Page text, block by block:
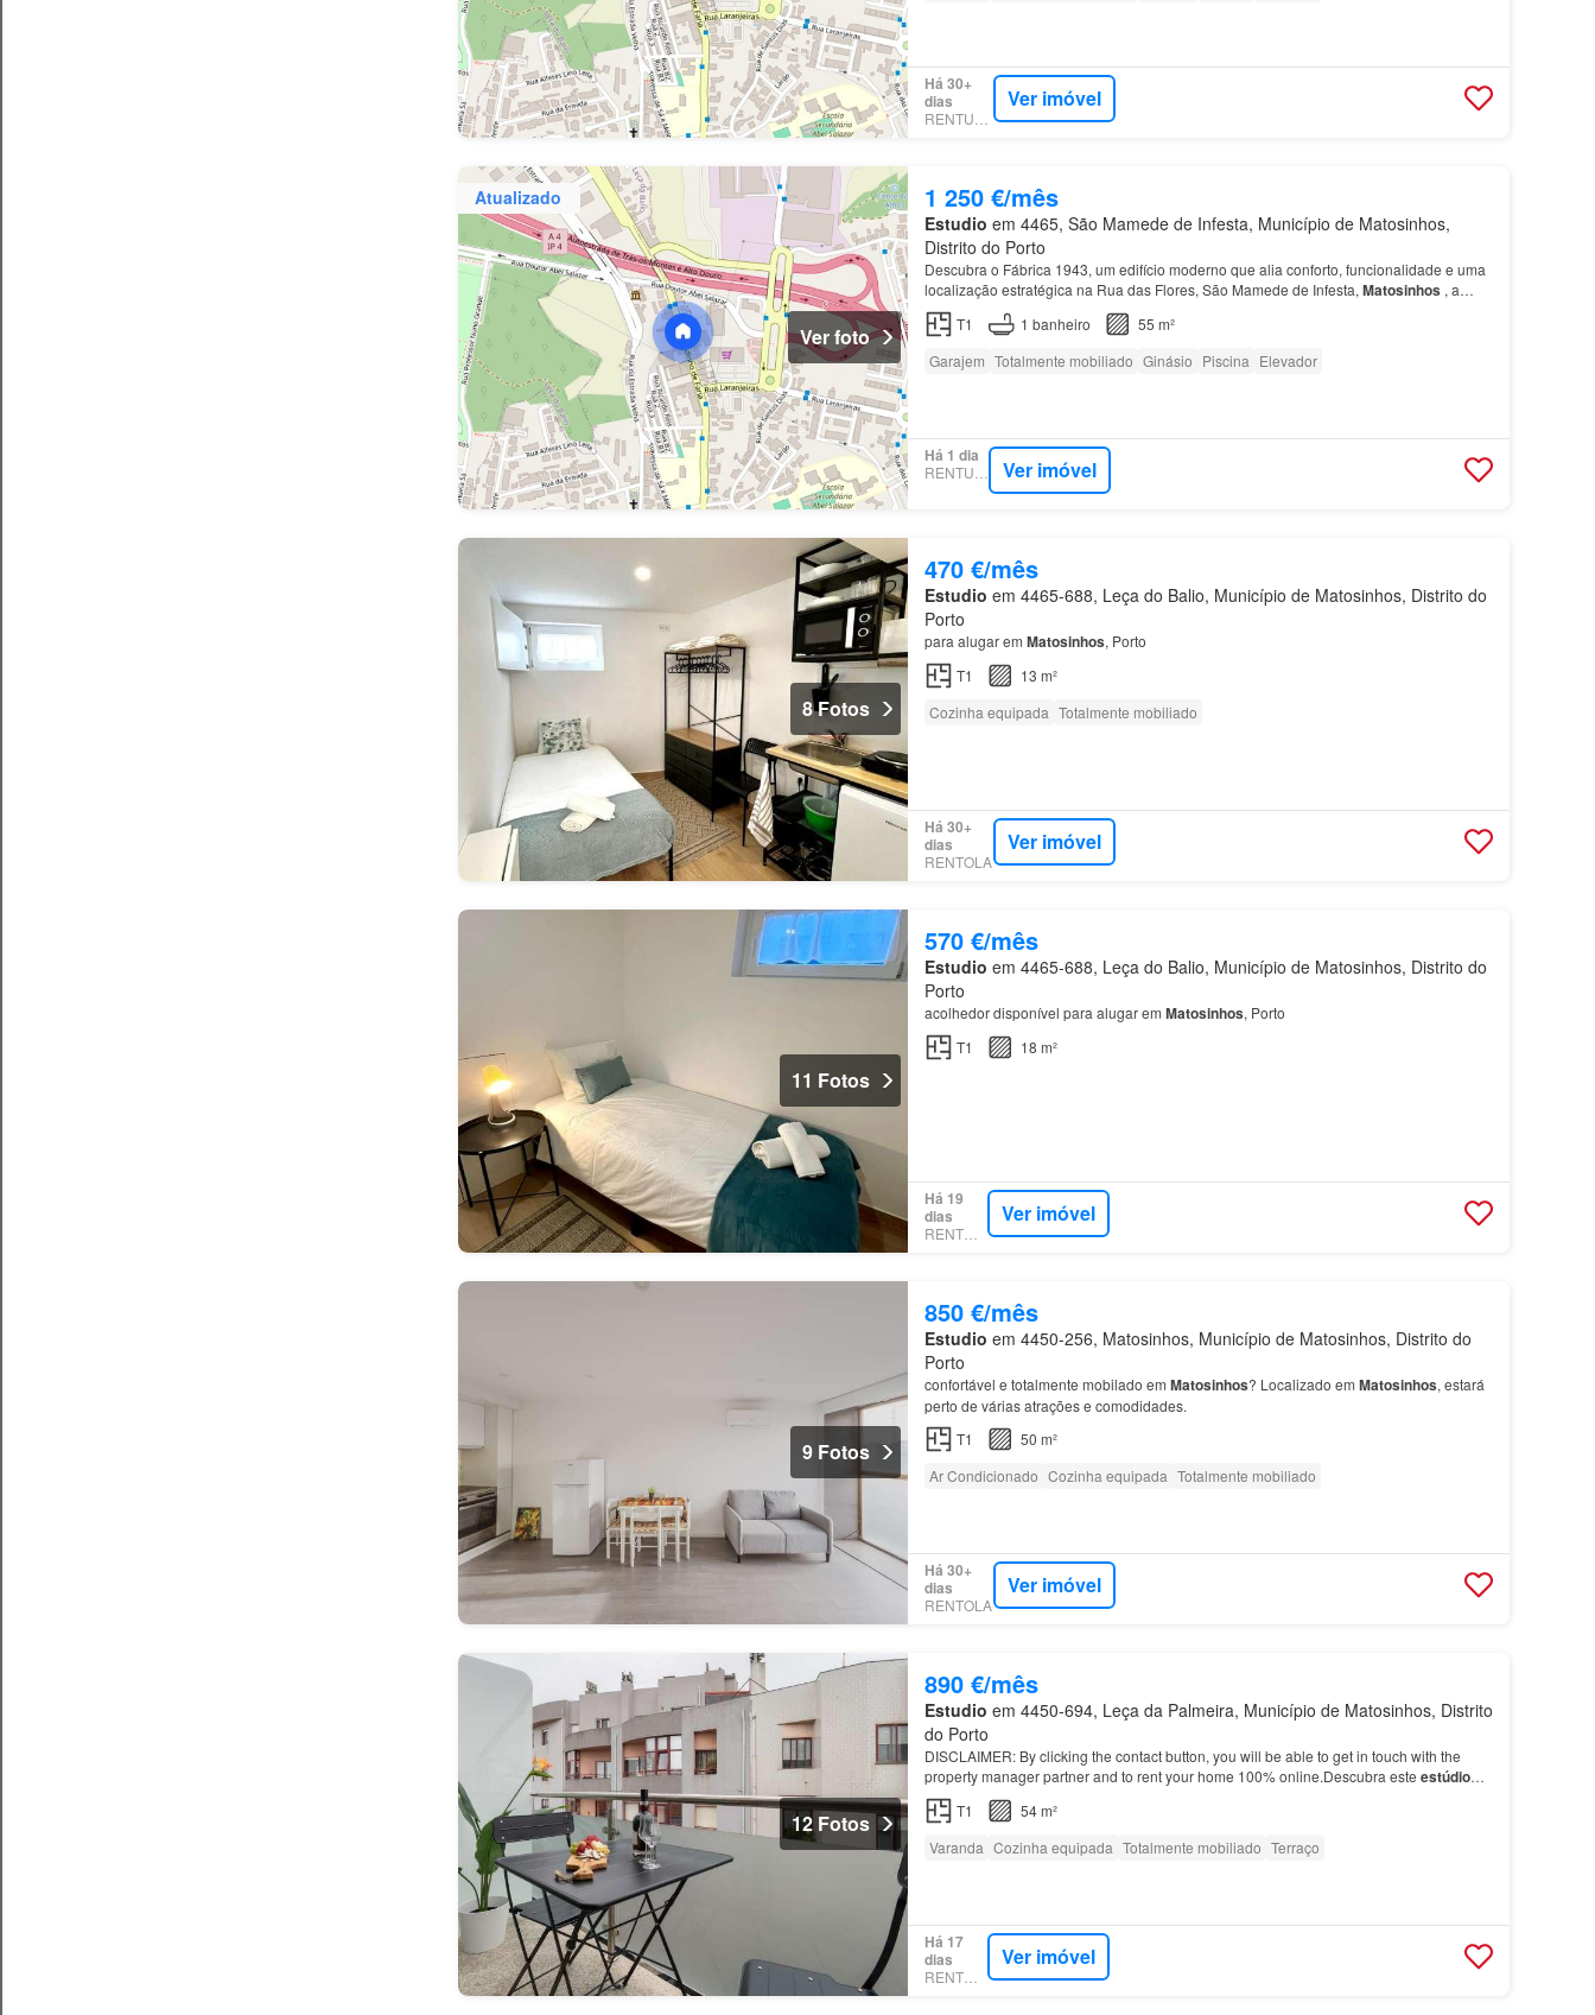
Há 30+
dias
RENTUMO
Ver imóvel
Atualizado
Ver foto
1 250 €/mês
Estudio em 4465, São Mamede de Infesta, Município de Matosinhos,
Distrito do Porto
Descubra o Fábrica 1943, um edifício moderno que alia conforto, funcionalidade e uma
localização estratégica na Rua das Flores, São Mamede de Infesta, Matosinhos , a
apenas 1,7 a 2 km do Hospital de São João, com excelentes a…
T1 1 banheiro
55 m²
Garajem Totalmente mobiliado Ginásio Piscina Elevador
Há 1 dia
Ver imóvel
8 Fotos
470 €/mês
Estudio em 4465-688, Leça do Balio, Município de Matosinhos, Distrito do
Porto
para alugar em Matosinhos, Porto
T1
13 m²
Cozinha equipada Totalmente mobiliado
Há 30+
dias
RENTOLA
Ver imóvel
11 Fotos
570 €/mês
Estudio em 4465-688, Leça do Balio, Município de Matosinhos, Distrito do
Porto
acolhedor disponível para alugar em Matosinhos, Porto
T1
18 m²
Há 19
dias
RENTOLA
Ver imóvel
9 Fotos
850 €/mês
Estudio em 4450-256, Matosinhos, Município de Matosinhos, Distrito do
Porto
confortável e totalmente mobilado em Matosinhos? Localizado em Matosinhos, estará
perto de várias atrações e comodidades.
T1
50 m²
Ar Condicionado Cozinha equipada Totalmente mobiliado
Há 30+
dias
RENTOLA
Ver imóvel
12 Fotos
890 €/mês
Estudio em 4450-694, Leça da Palmeira, Município de Matosinhos, Distrito
do Porto
DISCLAIMER: By clicking the contact button, you will be able to get in touch with the
property manager partner and to rent your home 100% online.Descubra este estúdio
mobilado em
T1
54 m²
Varanda Cozinha equipada Totalmente mobiliado Terraço
Há 17
dias
RENTOLA
Ver imóvel